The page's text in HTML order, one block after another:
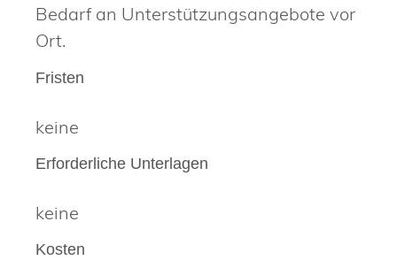
Bedarf an Unterstützungsangebote vor
Ort.
Fristen
keine
Erforderliche Unterlagen
keine
Kosten